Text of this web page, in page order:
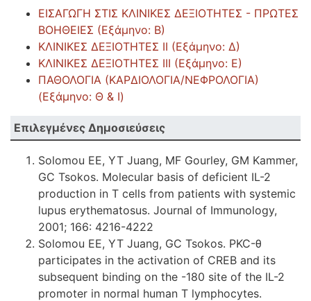
ΕΙΣΑΓΩΓΗ ΣΤΙΣ ΚΛΙΝΙΚΕΣ ΔΕΞΙΟΤΗΤΕΣ - ΠΡΩΤΕΣ
ΒΟΗΘΕΙΕΣ (Εξάμηνο: Β)
ΚΛΙΝΙΚΕΣ ΔΕΞΙΟΤΗΤΕΣ ΙΙ (Εξάμηνο: Δ)
ΚΛΙΝΙΚΕΣ ΔΕΞΙΟΤΗΤΕΣ ΙΙΙ (Εξάμηνο: Ε)
ΠΑΘΟΛΟΓΙΑ (ΚΑΡΔΙΟΛΟΓΙΑ/ΝΕΦΡΟΛΟΓΙΑ)
(Εξάμηνο: Θ & Ι)
Επιλεγμένες Δημοσιεύσεις
Solomou EE, YT Juang, MF Gourley, GM Kammer,
GC Tsokos. Molecular basis of deficient IL-2
production in T cells from patients with systemic
lupus erythematosus. Journal of Immunology,
2001; 166: 4216-4222
Solomou EE, YT Juang, GC Tsokos. PKC-θ
participates in the activation of CREB and its
subsequent binding on the -180 site of the IL-2
promoter in normal human T lymphocytes.